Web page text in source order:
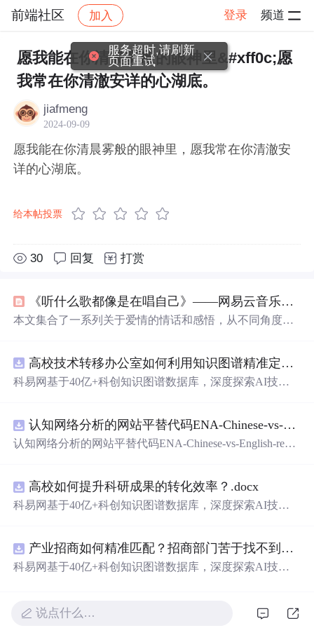
前端社区 加入 登录 频道
社区 前端社区 感慨 帖子详情
愿我能在你清晨雾般的眼神里&#xff0c;愿
我常在你清澈安详的心湖底。
jiafmeng
2024-09-09
愿我能在你清晨雾般的眼神里，愿我常在你清澈安
详的心湖底。
给本帖投票
30 回复 打赏
《听什么歌都像是在唱自己》——网易云音乐那些热评
本文集合了一系列关于爱情的情话和感悟，从不同角度探
高校技术转移办公室如何利用知识图谱精准定位产业需求与技术适配点？.docx
科易网基于40亿+科创知识图谱数据库，深度探索AI技术
新领域的AI+数智化解决方案，推动科技创新与产业创新
智能化发展。
认知网络分析的网站平替代码ENA-Chinese-vs-English-reproducible.zip
认知网络分析的网站平替代码ENA-Chinese-vs-English-repro
高校如何提升科研成果的转化效率？.docx
科易网基于40亿+科创知识图谱数据库，深度探索AI技术
新领域的AI+数智化解决方案，推动科技创新与产业创新
智能化发展。
产业招商如何精准匹配？招商部门苦于找不到符合产业链补链强链方向的目标企业怎么办？.docx
科易网基于40亿+科创知识图谱数据库，深度探索AI技术
新领域的AI+数智化解决方案，推动科技创新与产业创新
说点什么…
服务超时,请刷新
页面重试